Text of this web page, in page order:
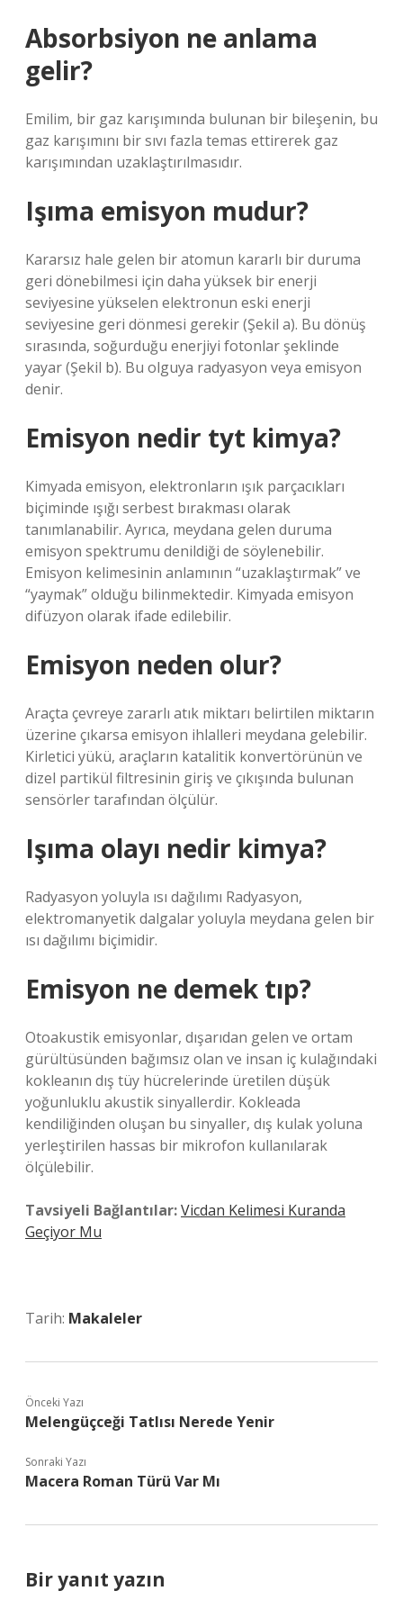
Absorbsiyon ne anlama
gelir?
Emilim, bir gaz karışımında bulunan bir bileşenin, bu
gaz karışımını bir sıvı fazla temas ettirerek gaz
karışımından uzaklaştırılmasıdır.
Işıma emisyon mudur?
Kararsız hale gelen bir atomun kararlı bir duruma
geri dönebilmesi için daha yüksek bir enerji
seviyesine yükselen elektronun eski enerji
seviyesine geri dönmesi gerekir (Şekil a). Bu dönüş
sırasında, soğurduğu enerjiyi fotonlar şeklinde
yayar (Şekil b). Bu olguya radyasyon veya emisyon
denir.
Emisyon nedir tyt kimya?
Kimyada emisyon, elektronların ışık parçacıkları
biçiminde ışığı serbest bırakması olarak
tanımlanabilir. Ayrıca, meydana gelen duruma
emisyon spektrumu denildiği de söylenebilir.
Emisyon kelimesinin anlamının “uzaklaştırmak” ve
“yaymak” olduğu bilinmektedir. Kimyada emisyon
difüzyon olarak ifade edilebilir.
Emisyon neden olur?
Araçta çevreye zararlı atık miktarı belirtilen miktarın
üzerine çıkarsa emisyon ihlalleri meydana gelebilir.
Kirletici yükü, araçların katalitik konvertörünün ve
dizel partikül filtresinin giriş ve çıkışında bulunan
sensörler tarafından ölçülür.
Işıma olayı nedir kimya?
Radyasyon yoluyla ısı dağılımı Radyasyon,
elektromanyetik dalgalar yoluyla meydana gelen bir
ısı dağılımı biçimidir.
Emisyon ne demek tıp?
Otoakustik emisyonlar, dışarıdan gelen ve ortam
gürültüsünden bağımsız olan ve insan iç kulağındaki
kokleanın dış tüy hücrelerinde üretilen düşük
yoğunluklu akustik sinyallerdir. Kokleada
kendiliğinden oluşan bu sinyaller, dış kulak yoluna
yerleştirilen hassas bir mikrofon kullanılarak
ölçülebilir.
Tavsiyeli Bağlantılar:Vicdan Kelimesi Kuranda
Geçiyor Mu
Tarih: Makaleler
Önceki Yazı
Melengüçceği Tatlısı Nerede Yenir
Sonraki Yazı
Macera Roman Türü Var Mı
Bir yanıt yazın